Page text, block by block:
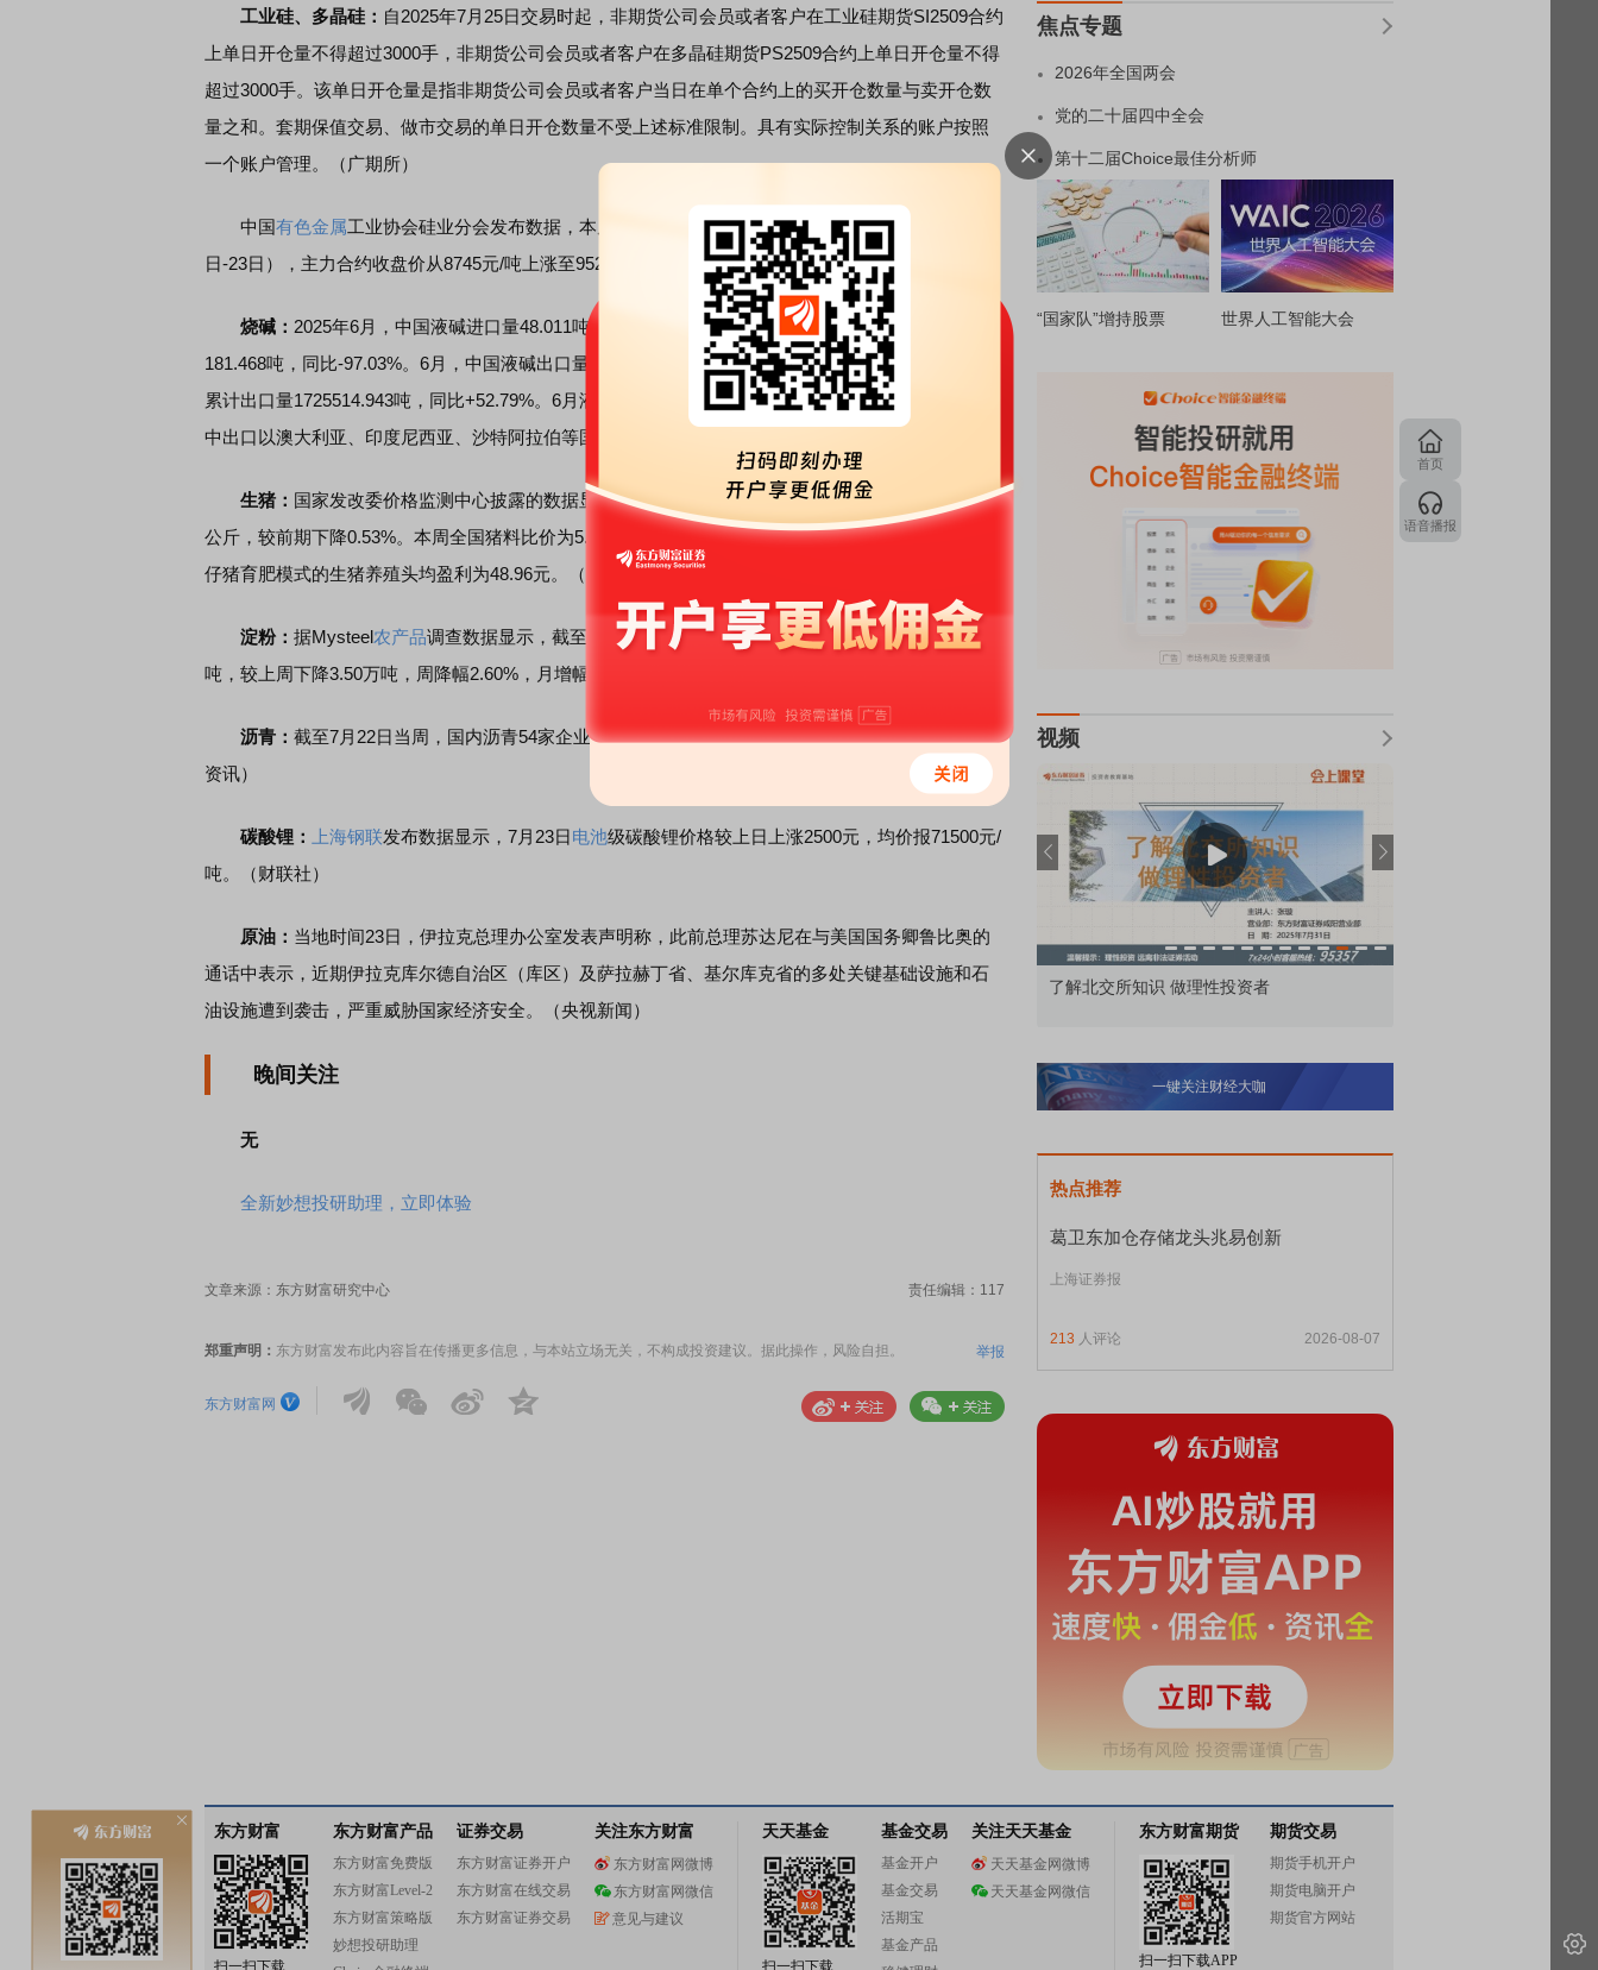
工业硅、多晶硅： 自2025年7月25日交易时起，非期货公司会员或者客户在工业硅期货SI2509合约
上单日开仓量不得超过3000手，非期货公司会员或者客户在多晶硅期货PS2509合约上单日开仓量不得
超过3000手。该单日开仓量是指非期货公司会员或者客户当日在单个合约上的买开仓数量与卖开仓数
量之和。套期保值交易、做市交易的单日开仓数量不受上述标准限制。具有实际控制关系的账户按照
一个账户管理。（广期所）
中国有色金属工业协会硅业分会发布数据，本周工业硅现货价格上涨。过去一周（2025年7月17
日-23日），主力合约收盘价从8745元/吨上涨至9525元/吨，涨幅为8.92%。（财联社）
烧碱： 2025年6月，中国液碱进口量48.011吨，同比-40.62%，环比+113.00%；1-6月累计进口量
181.468吨，同比-97.03%。6月，中国液碱出口量290962.60吨，同比+32.31%，环比+13.70%；1-6月
累计出口量1725514.943吨，同比+52.79%。6月液碱（烧碱）净出口29.09万吨，环比增加13.69%，其
中出口以澳大利亚、印度尼西亚、沙特阿拉伯等国为主。（隆众资讯）
生猪： 国家发改委价格监测中心披露的数据显示，2025年7月第3周，全国生猪出场价格为14.96元/
公斤，较前期下降0.53%。本周全国猪料比价为5.50，环比下跌0.54%。按目前价格及成本推算，未来
仔猪育肥模式的生猪养殖头均盈利为48.96元。（国家发改委）
淀粉： 据Mysteel农产品调查数据显示，截至7月23日，全国玉米淀粉企业淀粉库存总量131.1万
吨，较上周下降3.50万吨，周降幅2.60%，月增幅0.15%；年同比增幅19.40%。（Mysteel）
沥青： 截至7月22日当周，国内沥青54家企业厂家样本出货量共41.5万吨，环比增加0.2%。（隆众
资讯）
碳酸锂： 上海钢联发布数据显示，7月23日电池级碳酸锂价格较上日上涨2500元，均价报71500元/
吨。（财联社）
原油： 当地时间23日，伊拉克总理办公室发表声明称，此前总理苏达尼在与美国国务卿鲁比奥的
通话中表示，近期伊拉克库尔德自治区（库区）及萨拉赫丁省、基尔库克省的多处关键基础设施和石
油设施遭到袭击，严重威胁国家经济安全。（央视新闻）
晚间关注
无
全新妙想投研助理，立即体验
文章来源：东方财富研究中心 责任编辑：117
郑重声明： 东方财富发布此内容旨在传播更多信息，与本站立场无关，不构成投资建议。据此操作，风险自担。 举报
东方财富网
焦点专题
2026年全国两会
党的二十届四中全会
第十二届Choice最佳分析师
“国家队”增持股票 世界人工智能大会
视频
首席连线｜东方财富证券陈果：A股再平衡的
风，将吹向何处
债券知识通识：从基础认知到特色品种 了解北交所知识 做理性投资者 市价委托那么多种，究竟怎么用？
一键关注财经大咖
热点推荐
葛卫东加仓存储龙头兆易创新
上海证券报
213 人评论 2026-08-07
首页
语音播报
东方财富
扫一扫下载
东方财富产品
东方财富免费版
东方财富Level-2
东方财富策略版
妙想投研助理
证券交易
东方财富证券开户
东方财富在线交易
东方财富证券交易
关注东方财富
东方财富网微博
东方财富网微信
意见与建议
天天基金
扫一扫下载
基金交易
基金开户
基金交易
活期宝
基金产品
关注天天基金
天天基金网微博
天天基金网微信
东方财富期货
扫一扫下载APP
期货交易
期货手机开户
期货电脑开户
期货官方网站